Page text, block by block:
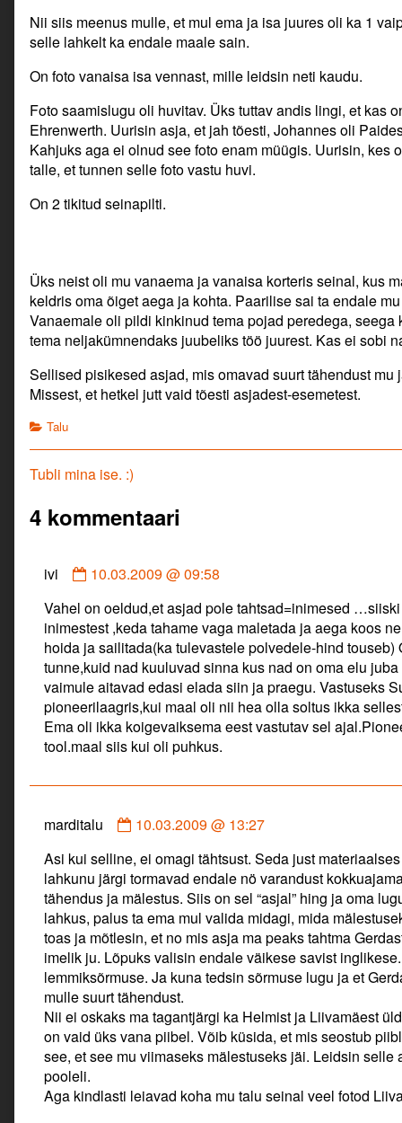
Nii siis meenus mulle, et mul ema ja isa juures oli ka 1
selle lahkelt ka endale maale sain.
On foto vanaisa isa vennast, mille leidsin neti kaudu.
Foto saamislugu oli huvitav. Üks tuttav andis lingi, et kas
Ehrenwerth. Uurisin asja, et jah tõesti, Johannes oli
Kahjuks aga ei olnud see foto enam müügis. Uurisin, kes
talle, et tunnen selle foto vastu huvi.
On 2 tikitud seinapilti.
Üks neist oli mu vanaema ja vanaisa korteris seinal, kus
keldris oma õiget aega ja kohta. Paarilise sai ta endale
Vanaemale oli pildi kinkinud tema pojad peredega, seega
tema neljakümnendaks juubeliks töö juurest. Kas ei sobi
Sellised pisikesed asjad, mis omavad suurt tähendust
Missest, et hetkel jutt vaid tõesti asjadest-esemetest.
Categories
Talu
Navigeerimine
Previous
Tubli mina ise. :)
4 kommentaari
ivi
Comment
ivi
published
on
10.03.2009 @ 09:58
Vahel on oeldud,et asjad pole tahtsad=inimesed
inimestest ,keda tahame vaga maletada ja aega koos
hoida ja sailitada(ka tulevastele polvedele-hind
tunne,kuid nad kuuluvad sinna kus nad on oma elu
vaimule aitavad edasi elada siin ja praegu. Vastuseks
pioneerilaagris,kui maal oli nii hea olla soltus ikka
Ema oli ikka koigevaiksema eest vastutav sel
tool.maal siis kui oli puhkus.
marditalu
Comment
marditalu
published
on
10.03.2009 @ 13:27
Asi kui selline, ei omagi tähtsust. Seda just
lahkunu järgi tormavad endale nö varandust
tähendus ja mälestus. Siis on sel “asjal” hing ja oma
lahkus, palus ta ema mul valida midagi, mida
toas ja mõtlesin, et no mis asja ma peaks tahtma
imelik ju. Lõpuks valisin endale väikese savist
lemmiksõrmuse. Ja kuna tedsin sõrmuse lugu ja et
mulle suurt tähendust.
Nii ei oskaks ma tagantjärgi ka Helmist ja Liivamäest
on vaid üks vana piibel. Võib küsida, et mis seostub
see, et see mu viimaseks mälestuseks jäi. Leidsin
pooleli.
Aga kindlasti leiavad koha mu talu seinal veel fotod